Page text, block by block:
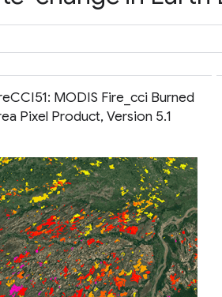
MODIS Fire_cci Burned
Pixel Product, Version 5.1